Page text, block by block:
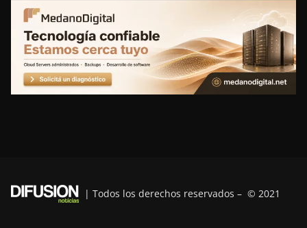
s
t
| Todos los derechos reservados – © 2021